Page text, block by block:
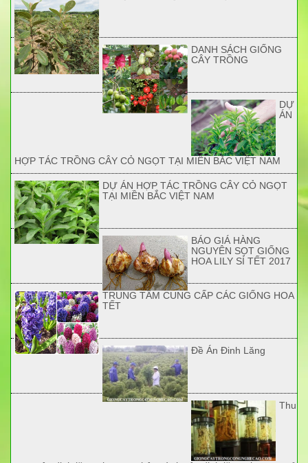
DANH SÁCH GIỐNG
CÂY TRỒNG
DỰ
ÁN
HỢP TÁC TRỒNG CÂY CỎ NGỌT TẠI MIỀN BẮC VIỆT NAM
DỰ ÁN HỢP TÁC TRỒNG CÂY CỎ NGỌT
TẠI MIỀN BẮC VIỆT NAM
BÁO GIÁ HÀNG
NGUYÊN SỌT GIỐNG
HOA LILY SỈ TẾT 2017
TRUNG TÂM CUNG CẤP CÁC GIỐNG HOA
TẾT
Đề Án Đinh Lăng
Thu